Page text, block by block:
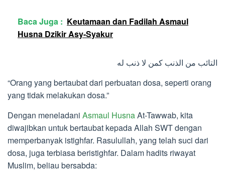
Baca Juga : Keutamaan dan Fadilah Asmaul
Husna Dzikir Asy-Syakur
التائب من الذنب كمن لا ذنب له
“Orang yang bertaubat dari perbuatan dosa, seperti orang
yang tidak melakukan dosa.”
Dengan meneladani Asmaul HusnaAt-Tawwab, kita
diwajibkan untuk bertaubat kepada Allah SWT dengan
memperbanyak istighfar. Rasulullah, yang telah suci dari
dosa, juga terbiasa beristighfar. Dalam hadits riwayat
Muslim, beliau bersabda: